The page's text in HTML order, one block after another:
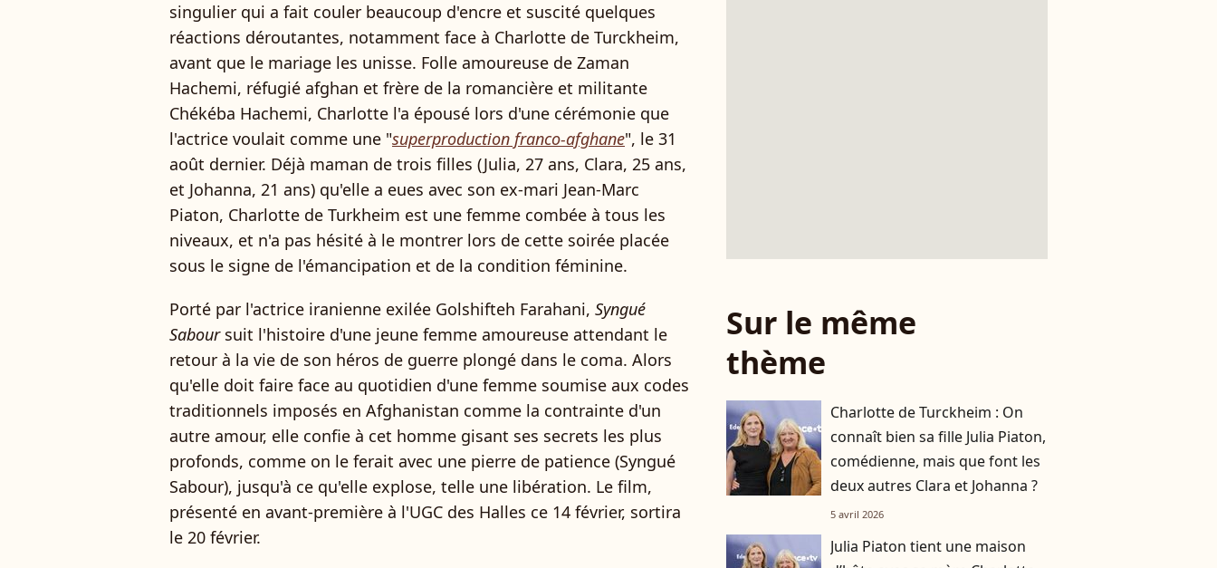
singulier qui a fait couler beaucoup d'encre et suscité quelques
réactions déroutantes, notamment face à Charlotte de Turckheim,
avant que le mariage les unisse. Folle amoureuse de Zaman
Hachemi, réfugié afghan et frère de la romancière et militante
Chékéba Hachemi, Charlotte l'a épousé lors d'une cérémonie que
l'actrice voulait comme une "superproduction franco-afghane", le 31
août dernier. Déjà maman de trois filles (Julia, 27 ans, Clara, 25 ans,
et Johanna, 21 ans) qu'elle a eues avec son ex-mari Jean-Marc
Piaton, Charlotte de Turkheim est une femme combée à tous les
niveaux, et n'a pas hésité à le montrer lors de cette soirée placée
sous le signe de l'émancipation et de la condition féminine.
Porté par l'actrice iranienne exilée Golshifteh Farahani, Syngué
Saboursuit l'histoire d'une jeune femme amoureuse attendant le
retour à la vie de son héros de guerre plongé dans le coma. Alors
qu'elle doit faire face au quotidien d'une femme soumise aux codes
traditionnels imposés en Afghanistan comme la contrainte d'un
autre amour, elle confie à cet homme gisant ses secrets les plus
profonds, comme on le ferait avec une pierre de patience (Syngué
Sabour), jusqu'à ce qu'elle explose, telle une libération. Le film,
présenté en avant-première à l'UGC des Halles ce 14 février, sortira
le 20 février.
Sur le même
thème
Charlotte de Turckheim : On
connaît bien sa fille Julia Piaton,
comédienne, mais que font les
deux autres Clara et Johanna ?
5 avril 2026
Julia Piaton tient une maison